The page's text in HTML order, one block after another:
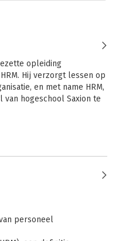
opleiding
Hij verzorgt lessen op
en met name HRM,
van hogeschool Saxion te
personeel